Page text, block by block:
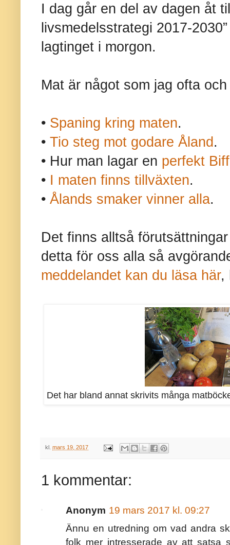
I dag går en del av dagen åt
livsmedelsstrategi 2017-
lagtinget i morgon.
Mat är något som jag ofta
• Spaning kring maten.
• Tio steg mot godare Åland .
• Hur man lagar en perfekt
• I maten finns tillväxten.
• Ålands smaker vinner alla.
Det finns alltså
detta för oss alla så
meddelandet kan du läsa här,
Det har bland annat skrivits många
kl. mars 19, 2017
1 kommentar:
Anonym 19 mars 2017 kl. 09:27
Ännu en utredning om vad andra
folk mer intresserade av att satsa